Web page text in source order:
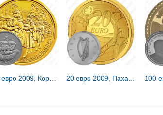
100 евро 2009, Корона эрцгерцогов Австрии [Австрия] Proof